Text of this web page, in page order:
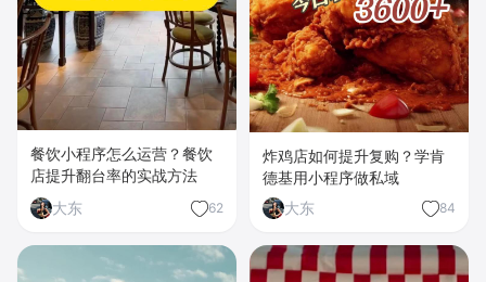
餐饮小程序怎么运营？餐饮
店提升翻台率的实战方法
大东
62
炸鸡店如何提升复购？学肯
德基用小程序做私域
大东
84